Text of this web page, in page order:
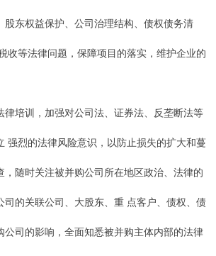
股东权益保护、公司治理结构、债权债务清
收等法律问题，保障项目的落实，维护企业的
培训，加强对公司法、证券法、反垄断法等
强烈的法律风险意识，以防止损失的扩大和蔓
，随时关注被并购公司所在地区政治、法律的
司的关联公司、大股东、重 点客户、债权、债
公司的影响，全面知悉被并购主体内部的法律